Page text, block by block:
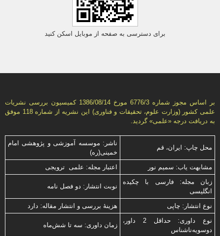
برای دسترسی به صفحه از موبایل اسکن کنید
بر اساس مجوز شماره 6776/3 مورخ 1386/08/14 كمیسیون بررسى نشریات
علمى كشور (وزارت علوم، تحقیقات و فناورى) این نشریه از شماره 118 موفق
به دریافت درجه «علمى» گردید.
محل چاپ: ایران، قم
ناشر: موسسه آموزشی و پژوهشی امام
خمینی(ره)
مشابهت ياب: سميم نور
اعتبار مجله: علمی ترویجی
زبان مجله: فارسی با چكیده
انگلیسی
نوبت انتشار: دو فصل نامه
نوع انتشار: چاپی
هزینۀ بررسی و انتشار مقاله: دارد
نوع داوری: حداقل 2 داور،
دوسویه‌ناشناس
زمان داوری: سه تا شش‌ماه